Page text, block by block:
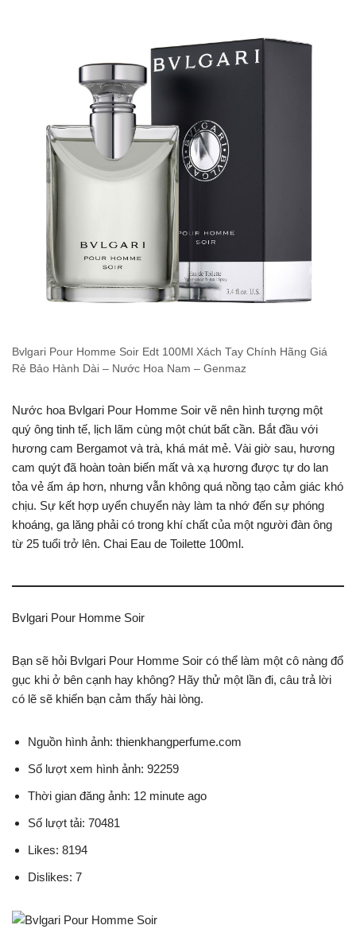
Bvlgari Pour Homme Soir Edt 100Ml Xách Tay Chính Hãng Giá
Rẻ Bảo Hành Dài – Nước Hoa Nam – Genmaz
Nước hoa Bvlgari Pour Homme Soir vẽ nên hình tượng một
quý ông tinh tế, lịch lãm cùng một chút bất cần. Bắt đầu với
hương cam Bergamot và trà, khá mát mẻ. Vài giờ sau, hương
cam quýt đã hoàn toàn biến mất và xạ hương được tự do lan
tỏa vẻ ấm áp hơn, nhưng vẫn không quá nồng tạo cảm giác khó
chịu. Sự kết hợp uyển chuyển này làm ta nhớ đến sự phóng
khoáng, ga lăng phải có trong khí chất của một người đàn ông
từ 25 tuổi trở lên. Chai Eau de Toilette 100ml.
Bvlgari Pour Homme Soir
Bạn sẽ hỏi Bvlgari Pour Homme Soir có thể làm một cô nàng đổ
gục khi ở bên cạnh hay không? Hãy thử một lần đi, câu trả lời
có lẽ sẽ khiến bạn cảm thấy hài lòng.
Nguồn hình ảnh: thienkhangperfume.com
Số lượt xem hình ảnh: 92259
Thời gian đăng ảnh: 12 minute ago
Số lượt tải: 70481
Likes: 8194
Dislikes: 7